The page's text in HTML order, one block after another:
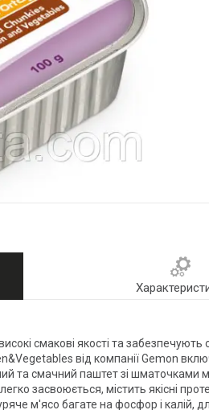
смакові якості та
від компанії Gemon
та смачний паштет зі
засвоюється, містить якісні
м'ясо багате на фосфор і калій,